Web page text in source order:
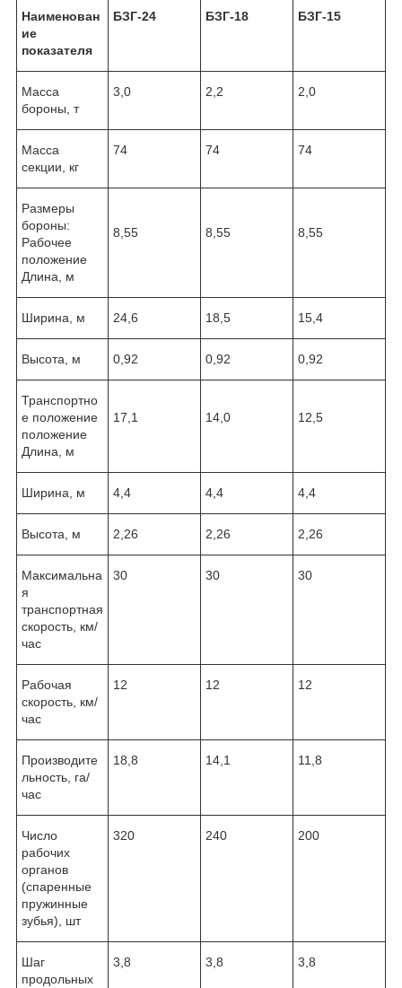
Наименован
ие
показателя
БЗГ-24 БЗГ-18 БЗГ-15
Масса
бороны, т
3,0 2,2 2,0
Масса
секции, кг
74 74 74
Размеры
бороны:
Рабочее
положение
Длина, м
8,55 8,55 8,55
Ширина, м 24,6 18,5 15,4
Высота, м 0,92 0,92 0,92
Транспортно
е положение
положение
Длина, м
17,1 14,0 12,5
Ширина, м 4,4 4,4 4,4
Высота, м 2,26 2,26 2,26
Максимальна
я
транспортная
скорость, км/
час
30 30 30
Рабочая
скорость, км/
час
12 12 12
Производите
льность, га/
час
18,8 14,1 11,8
Число
рабочих
органов
(спаренные
пружинные
зубья), шт
320 240 200
Шаг
продольных
3,8 3,8 3,8